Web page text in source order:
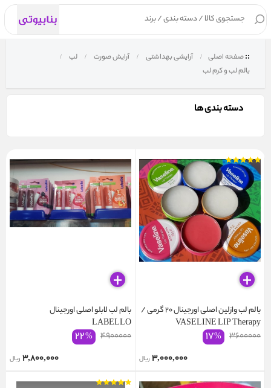
صفحه اصلی آرایشی بهداشتی آرایش صورت
لب
بالم لب و کرم لب
دسته بندی ها
بالم لب وازلین اصلی اورجینال 20 گرمی /
VASELINE LIP Therapy
۳۶۰۰۰۰۰ ۱۷%
۳,۰۰۰,۰۰۰ ریال
بالم لب لابلو اصلی اورجینال
LABELLO
۴۹۰۰۰۰۰ ۲۲%
۳,۸۰۰,۰۰۰ ریال